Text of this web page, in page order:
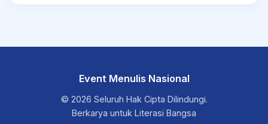
Event Menulis Nasional
© 2026 Seluruh Hak Cipta Dilindungi.
Berkarya untuk Literasi Bangsa